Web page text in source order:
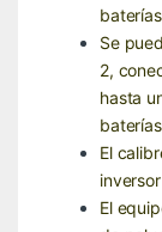
Se
2,
hasta
El
El